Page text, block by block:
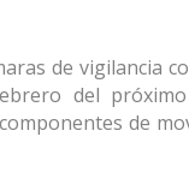
de vigilancia
del
de